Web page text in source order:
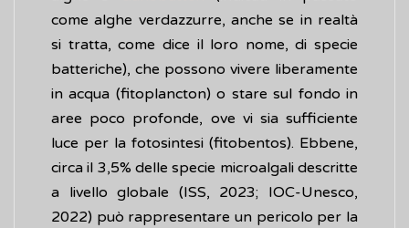
come alghe verdazzurre, anche se in realtà
si tratta, come dice il loro nome, di specie
batteriche), che possono vivere liberamente
in acqua (fitoplancton) o stare sul fondo in
aree poco profonde, ove vi sia sufficiente
luce per la fotosintesi (fitobentos). Ebbene,
circa il 3,5% delle specie microalgali descritte
a livello globale (ISS, 2023; IOC-Unesco,
2022) può rappresentare un pericolo per la